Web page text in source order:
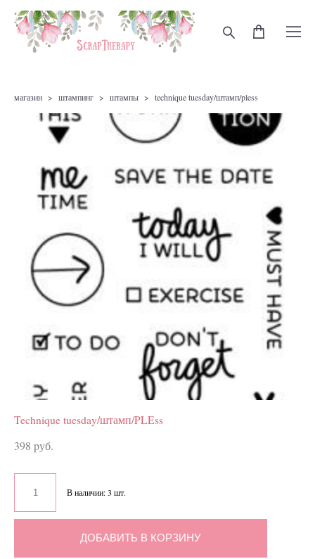
магазин > штампинг > штампы > technique tuesday/штамп/pless
Technique tuesday/штамп/PLEss
398 pуб.
В наличии:3 шт.
ДОБАВИТЬ В КОРЗИНУ